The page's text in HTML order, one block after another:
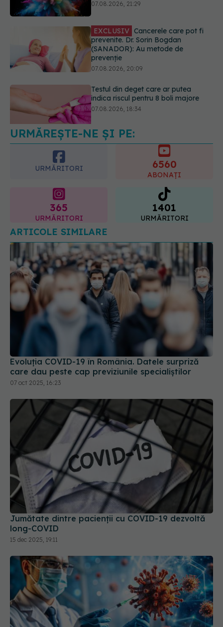
(SANADOR): Au metode de
Testul din deget care ar putea
indica riscul pentru 8 boli majore
07.08.2026, 18:34
Fereastra alimentară de opt ore ar
putea ajuta creierul femeilor de
URMĂREȘTE-NE ȘI PE:
URMĂRITORI
365 1401
URMĂRITORI
ARTICOLE SIMILARE
Evoluția COVID-19 în România. Datele surpriză
care dau peste cap previziunile specialiștilor
Jumătate dintre pacienții cu COVID-19 dezvoltă
long-COVID
15 dec 2025, 19:11